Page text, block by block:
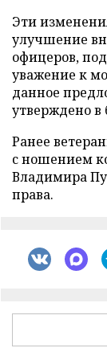
Эти
улучшение
офицеров,
уважение к
данное
утверждено
Ранее
с ношением
Владимира
права.